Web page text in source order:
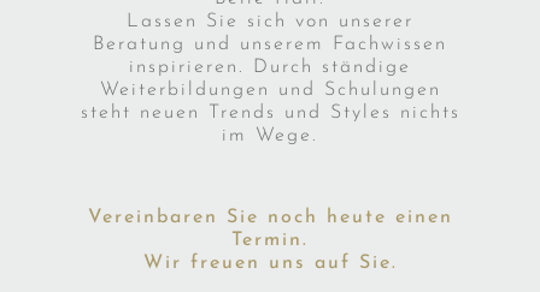
Lassen Sie sich von unserer
Beratung und unserem Fachwissen
inspirieren. Durch ständige
Weiterbildungen und Schulungen
steht neuen Trends und Styles nichts
im Wege.
Vereinbaren Sie noch heute einen
Termin.
Wir freuen uns auf Sie.